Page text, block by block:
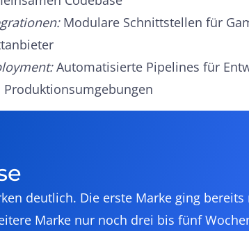
Modulare Schnittstellen für
Automatisierte Pipelines für
Produktionsumgebungen
deutlich. Die erste Marke ging bereits
Marke nur noch drei bis fünf